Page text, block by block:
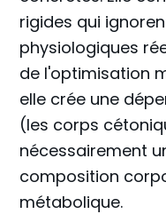
rigides qui
physiologiques
de l'optimisation
elle crée une
(les corps
nécessairement
composition
métabolique.